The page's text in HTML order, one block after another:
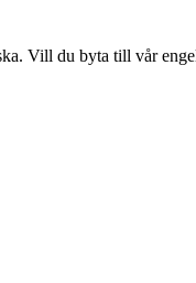
Vill du byta till vår